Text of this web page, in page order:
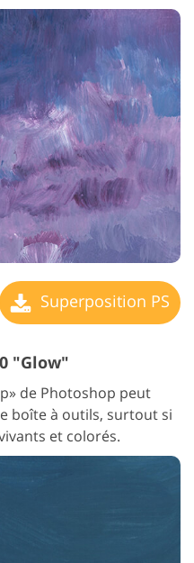
Superposition PS
"Glow"
de Photoshop peut
boîte à outils, surtout si
et colorés.